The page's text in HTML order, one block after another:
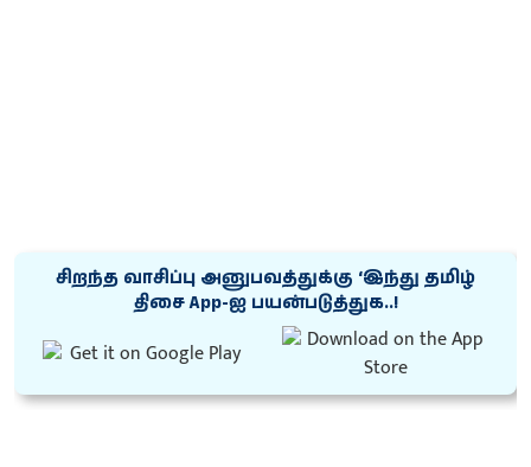
சிறந்த வாசிப்பு அனுபவத்துக்கு ‘இந்து தமிழ்
திசை App-ஐ பயன்படுத்துக..!